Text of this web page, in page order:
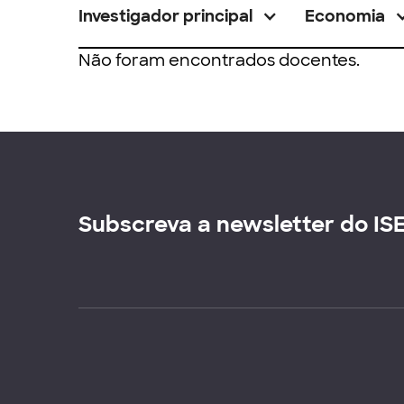
Investigador principal Economia
Não foram encontrados docentes.
Subscreva a newsletter do